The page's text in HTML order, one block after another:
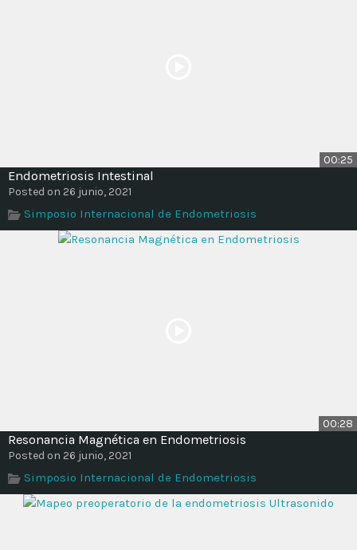
00:25
Endometriosis Intestinal
Posted on 26 junio, 2021
Simposio Internacional de Endometriosis
00:28
Resonancia Magnética en Endometriosis
Posted on 26 junio, 2021
Simposio Internacional de Endometriosis